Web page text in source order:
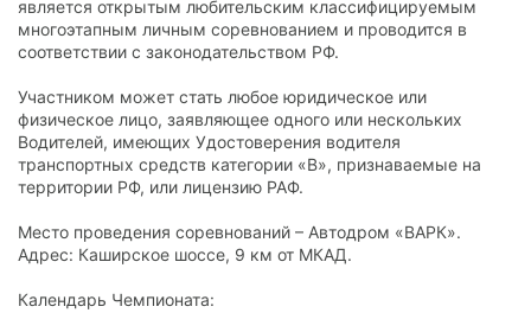
является открытым любительским классифицируемым
многоэтапным личным соревнованием и проводится в
соответствии с законодательством РФ.
Участником может стать любое юридическое или
физическое лицо, заявляющее одного или нескольких
Водителей, имеющих Удостоверения водителя
транспортных средств категории «В», признаваемые на
территории РФ, или лицензию РАФ.
Место проведения соревнований – Автодром «ВАРК».
Адрес: Каширское шоссе, 9 км от МКАД.
Календарь Чемпионата: